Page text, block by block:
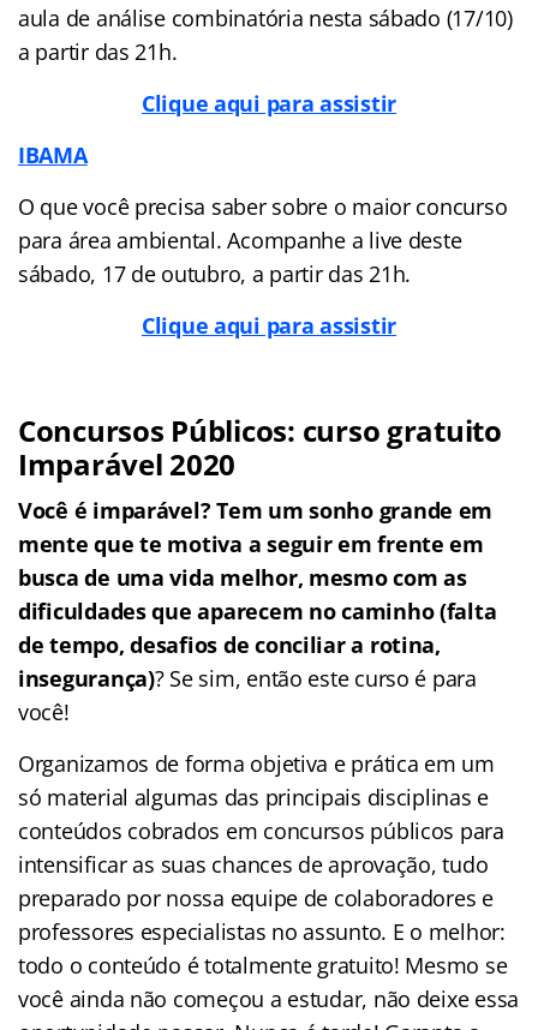
aula de análise combinatória nesta sábado (17/10)
a partir das 21h.
Clique aqui para assistir
IBAMA
O que você precisa saber sobre o maior concurso
para área ambiental. Acompanhe a live deste
sábado, 17 de outubro, a partir das 21h.
Clique aqui para assistir
Concursos Públicos: curso gratuito
Imparável 2020
Você é imparável? Tem um sonho grande em
mente que te motiva a seguir em frente em
busca de uma vida melhor, mesmo com as
dificuldades que aparecem no caminho (falta
de tempo, desafios de conciliar a rotina,
insegurança)? Se sim, então este curso é para
você!
Organizamos de forma objetiva e prática em um
só material algumas das principais disciplinas e
conteúdos cobrados em concursos públicos para
intensificar as suas chances de aprovação, tudo
preparado por nossa equipe de colaboradores e
professores especialistas no assunto. E o melhor:
todo o conteúdo é totalmente gratuito! Mesmo se
você ainda não começou a estudar, não deixe essa